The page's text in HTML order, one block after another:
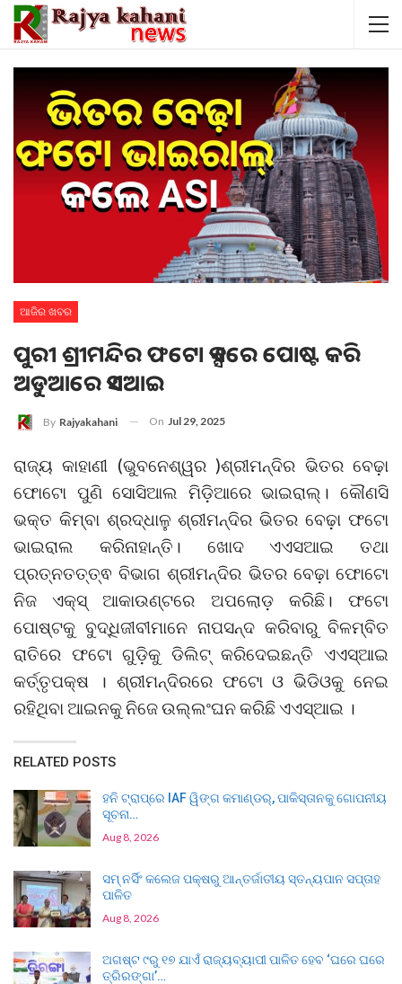
ଆଜିର ଖବର
ପୁରୀ ଶ୍ରୀମନ୍ଦିର ଫଟୋ ଏକ୍ସରେ ପୋଷ୍ଟ କରି
ଅଡୁଆରେ ଏଏସଆଇ
By Rajyakahani On Jul 29, 2025
ରାଜ୍ୟ କାହାଣୀ (ଭୁବନେଶ୍ୱର )ଶ୍ରୀମନ୍ଦିର ଭିତର ବେଢ଼ା
ଫୋଟୋ ପୁଣି ସୋସିଆଲ ମିଡ଼ିଆରେ ଭାଇରାଲ୍। କୌଣସି
ଭକ୍ତ କିମ୍ବା ଶ୍ରଦ୍ଧାଳୁ ଶ୍ରୀମନ୍ଦିର ଭିତର ବେଢ଼ା ଫଟୋ
ଭାଇରାଲ କରିନାହାନ୍ତି। ଖୋଦ ଏଏସଆଇ ତଥା
ପ୍ରତ୍ନତତ୍ତ୍ଵ ବିଭାଗ ଶ୍ରୀମନ୍ଦିର ଭିତର ବେଢ଼ା ଫୋଟୋ
ନିଜ ଏକ୍ସ୍ ଆକାଉଣ୍ଟରେ ଅପଲୋଡ଼ କରିଛି। ଫଟୋ
ପୋଷ୍ଟକୁ ବୁଦ୍ଧିଜୀବୀମାନେ ନାପସନ୍ଦ କରିବାରୁ ବିଳମ୍ବିତ
ରାତିରେ ଫଟୋ ଗୁଡ଼ିକୁ ଡିଲିଟ୍ କରିଦେଇଛନ୍ତି ଏଏସ୍‌ଆଇ
କର୍ତ୍ତୃପକ୍ଷ । ଶ୍ରୀମନ୍ଦିରରେ ଫଟୋ ଓ ଭିଡିଓକୁ ନେଇ
ରହିଥିବା ଆଇନକୁ ନିଜେ ଉଲ୍ଲଂଘନ କରିଛି ଏଏସ୍‌ଆଇ ।
RELATED POSTS
ହନି ଟ୍ରାପ୍‌ରେ IAF ୱିଙ୍ଗ କମାଣ୍ଡର୍, ପାକିସ୍ତାନକୁ ଗୋପନୀୟ
ସୂଚନା…
Aug 8, 2026
ସମ୍ ନର୍ସିଂ କଲେଜ ପକ୍ଷରୁ ଆନ୍ତର୍ଜାତୀୟ ସ୍ତନ୍ୟପାନ ସପ୍ତାହ
ପାଳିତ
Aug 8, 2026
ଅଗଷ୍ଟ ୯ରୁ ୧୭ ଯାଏଁ ରାଜ୍ୟବ୍ୟାପୀ ପାଳିତ ହେବ ‘ଘରେ ଘରେ
ତ୍ରିରଙ୍ଗା’…